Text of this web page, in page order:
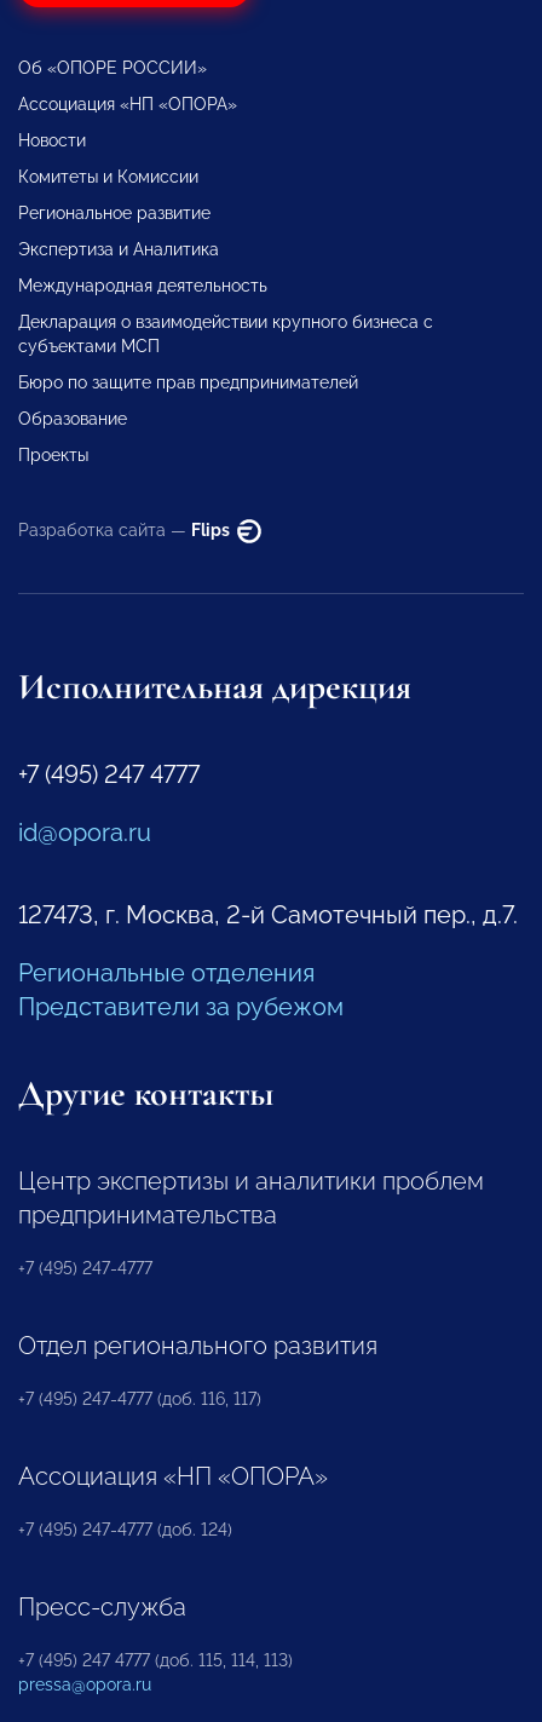
Об «ОПОРЕ РОССИИ»
Ассоциация «НП «ОПОРА»
Новости
Комитеты и Комиссии
Региональное развитие
Экспертиза и Аналитика
Международная деятельность
Декларация о взаимодействии крупного бизнеса с
субъектами МСП
Бюро по защите прав предпринимателей
Образование
Проекты
Разработка сайта — Flips
Исполнительная дирекция
+7 (495) 247 4777
id@opora.ru
127473, г. Москва, 2-й Самотечный пер., д.7.
Региональные отделения
Представители за рубежом
Другие контакты
Центр экспертизы и аналитики проблем
предпринимательства
+7 (495) 247-4777
Отдел регионального развития
+7 (495) 247-4777 (доб. 116, 117)
Ассоциация «НП «ОПОРА»
+7 (495) 247-4777 (доб. 124)
Пресс-служба
+7 (495) 247 4777 (доб. 115, 114, 113)
pressa@opora.ru